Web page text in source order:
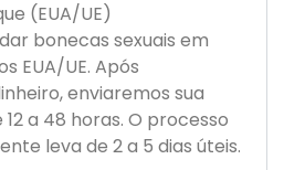
(EUA/UE)
bonecas sexuais em
EUA/UE. Após
enviaremos sua
a 48 horas. O processo
leva de 2 a 5 dias úteis.